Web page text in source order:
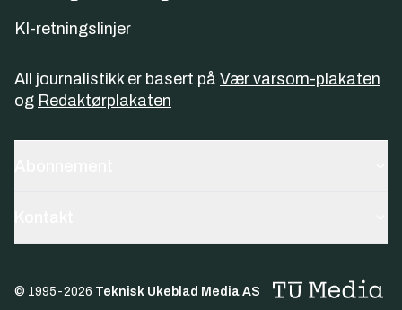
KI-retningslinjer
All journalistikk er basert på Vær varsom-plakaten
og Redaktørplakaten
© 1995-2026 Teknisk Ukeblad Media AS